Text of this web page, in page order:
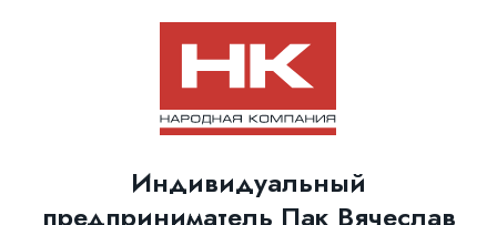
Индивидуальный
предприниматель Пак Вячеслав